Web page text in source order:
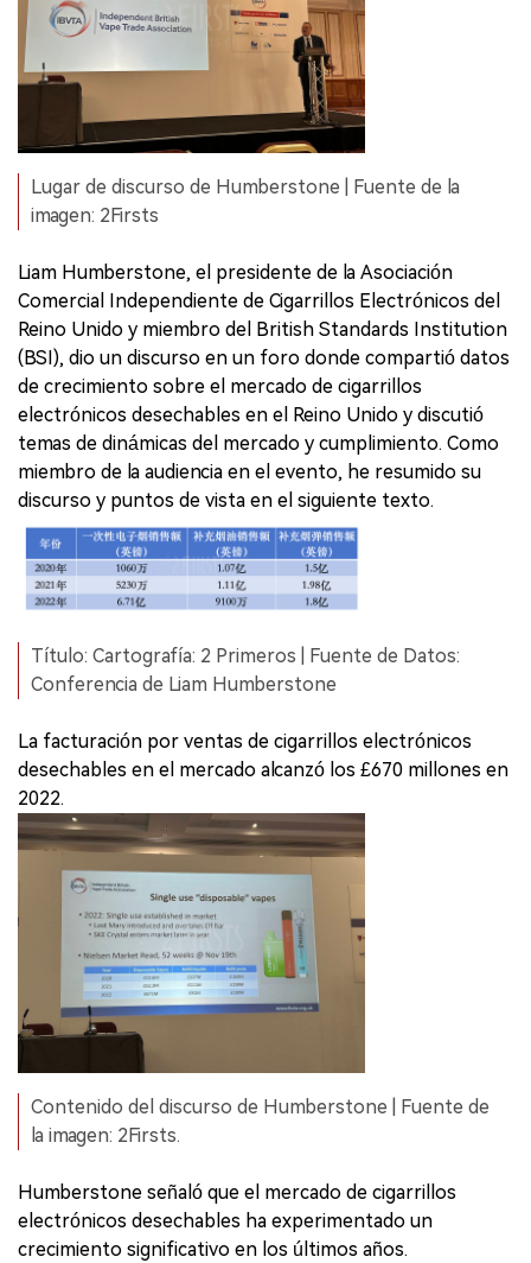
Lugar de discurso de Humberstone | Fuente de la
imagen: 2Firsts
Liam Humberstone, el presidente de la Asociación
Comercial Independiente de Cigarrillos Electrónicos del
Reino Unido y miembro del British Standards Institution
(BSI), dio un discurso en un foro donde compartió datos
de crecimiento sobre el mercado de cigarrillos
electrónicos desechables en el Reino Unido y discutió
temas de dinámicas del mercado y cumplimiento. Como
miembro de la audiencia en el evento, he resumido su
discurso y puntos de vista en el siguiente texto.
Título: Cartografía: 2 Primeros | Fuente de Datos:
Conferencia de Liam Humberstone
La facturación por ventas de cigarrillos electrónicos
desechables en el mercado alcanzó los £670 millones en
2022.
Contenido del discurso de Humberstone | Fuente de
la imagen: 2Firsts.
Humberstone señaló que el mercado de cigarrillos
electrónicos desechables ha experimentado un
crecimiento significativo en los últimos años.